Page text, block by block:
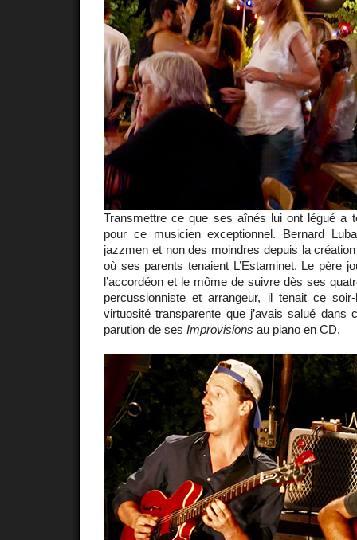
Transmettre ce que ses aînés lui ont légué a
pour ce musicien exceptionnel. Bernard
jazzmen et non des moindres depuis la
où ses parents tenaient L’Estaminet. Le père
l’accordéon et le môme de suivre dès ses
percussionniste et arrangeur, il tenait ce
virtuosité transparente que j’avais salué dans
parution de ses Improvisions au piano en CD.